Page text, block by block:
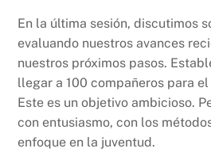
En la última sesión, discutimos
evaluando nuestros avances
nuestros próximos pasos.
llegar a 100 compañeros para
Este es un objetivo ambicioso.
con entusiasmo, con los
enfoque en la juventud.